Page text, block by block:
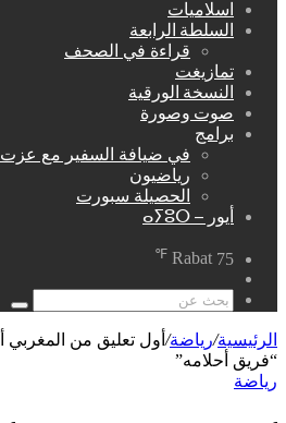
اسلاميات
السلطة الرابعة
قراءة في الصحف
تمازيغت
النسخة الورقية
صوت وصورة
برامج
في ضيافة السفير مع عزت
رياضيون
الحصيلة سبورت
أيور – ⴰⵢⵓⵔ
Rabat 75
℉
عشوائي
عن
الرئيسية/رياضة/ أول تعليق من المغربي
“فريق أحلامه”
رياضة